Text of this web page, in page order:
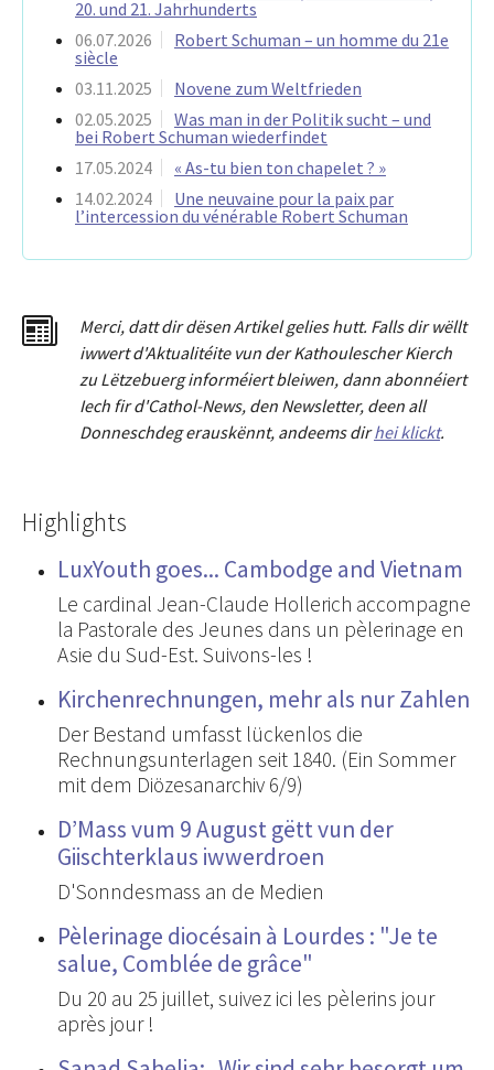
20. und 21. Jahrhunderts
06.07.2026
Robert Schuman – un homme du 21e
siècle
03.11.2025
Novene zum Weltfrieden
02.05.2025
Was man in der Politik sucht – und
bei Robert Schuman wiederfindet
17.05.2024
« As-tu bien ton chapelet ? »
14.02.2024
Une neuvaine pour la paix par
l’intercession du vénérable Robert Schuman
Merci, dattdir dësen Artikel gelies hutt. Falls dir wëllt
iwwert d'Aktualitéite vun der Kathoulescher Kierch
zu Lëtzebuerg informéiert bleiwen, dann abonnéiert
Iech fir d'Cathol-News, den Newsletter, deen all
Donneschdeg erauskënnt, andeems dirhei klickt.
Highlights
LuxYouth goes... Cambodge and Vietnam
Le cardinal Jean-Claude Hollerich accompagne
la Pastorale des Jeunes dans un pèlerinage en
Asie du Sud-Est. Suivons-les !
Kirchenrechnungen, mehr als nur Zahlen
Der Bestand umfasst lückenlos die
Rechnungsunterlagen seit 1840. (Ein Sommer
mit dem Diözesanarchiv 6/9)
D’Mass vum 9 August gëtt vun der
Giischterklaus iwwerdroen
D'Sonndesmass an de Medien
Pèlerinage diocésain à Lourdes : "Je te
salue, Comblée de grâce"
Du 20 au 25 juillet, suivez ici les pèlerins jour
après jour !